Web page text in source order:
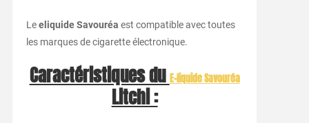
Leeliquide Savouréa est compatible avec toutes
les marques de cigarette électronique.
Caractéristiques du E-liquide Savouréa
Litchi :